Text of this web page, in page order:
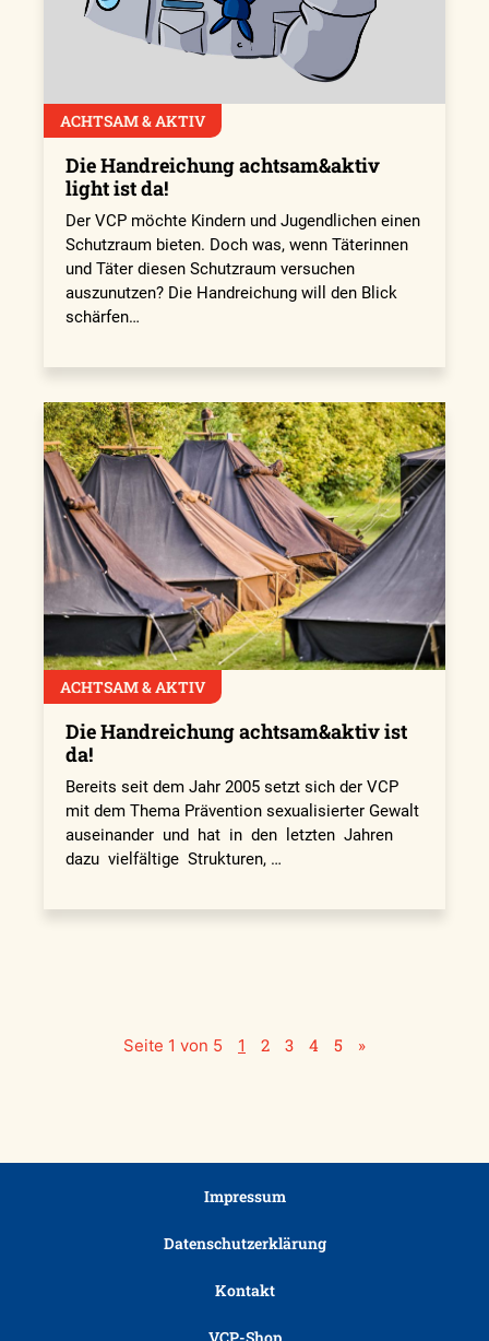
ACHTSAM & AKTIV
Die Handreichung achtsam&aktiv
light ist da!
Der VCP möchte Kindern und Jugendlichen einen
Schutzraum bieten. Doch was, wenn Täterinnen
und Täter diesen Schutzraum versuchen
auszunutzen? Die Handreichung will den Blick
schärfen…
ACHTSAM & AKTIV
Die Handreichung achtsam&aktiv ist
da!
Bereits seit dem Jahr 2005 setzt sich der VCP
mit dem Thema Prävention sexualisierter Gewalt
auseinander und hat in den letzten Jahren
dazu vielfältige Strukturen, …
Seite 1 von 5 1 2 3 4 5 »
Impressum
Datenschutzerklärung
Kontakt